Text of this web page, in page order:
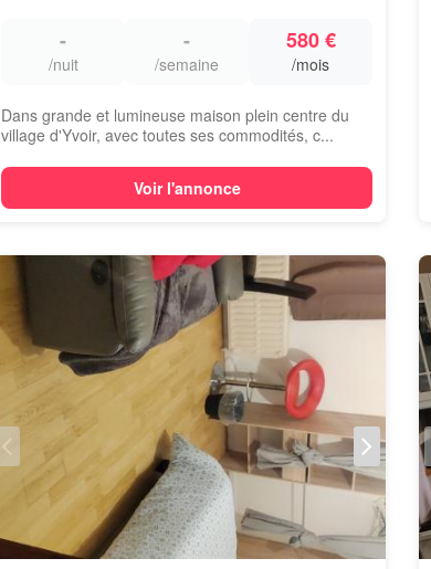
-
/nuit
-
/semaine
580 €
/mois
Dans grande et lumineuse maison plein centre du
village d'Yvoir, avec toutes ses commodités, c...
Voir l'annonce